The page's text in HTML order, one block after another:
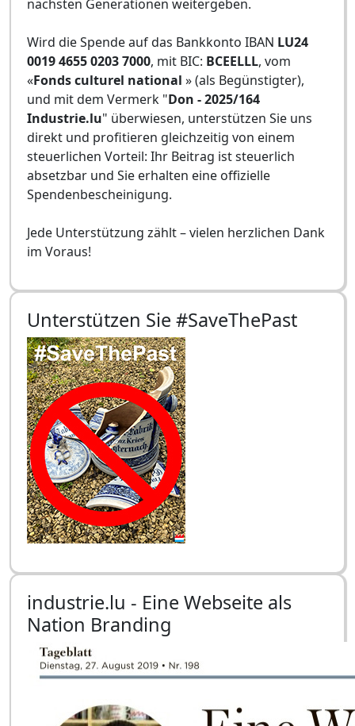
nächsten Generationen weitergeben.
Wird die Spende auf das Bankkonto IBAN LU24
0019 4655 0203 7000, mit BIC: BCEELLL, vom
«Fonds culturel national » (als Begünstigter),
und mit dem Vermerk "Don - 2025/164
Industrie.lu" überwiesen, unterstützen Sie uns
direkt und profitieren gleichzeitig von einem
steuerlichen Vorteil: Ihr Beitrag ist steuerlich
absetzbar und Sie erhalten eine offizielle
Spendenbescheinigung.
Jede Unterstützung zählt – vielen herzlichen Dank
im Voraus!
Unterstützen Sie #SaveThePast
industrie.lu - Eine Webseite als
Nation Branding